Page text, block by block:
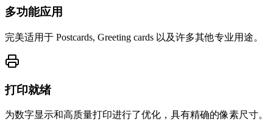
多功能应用
完美适用于 Postcards, Greeting cards 以及许多其他专业用途。
打印就绪
为数字显示和高质量打印进行了优化，具有精确的像素尺寸。